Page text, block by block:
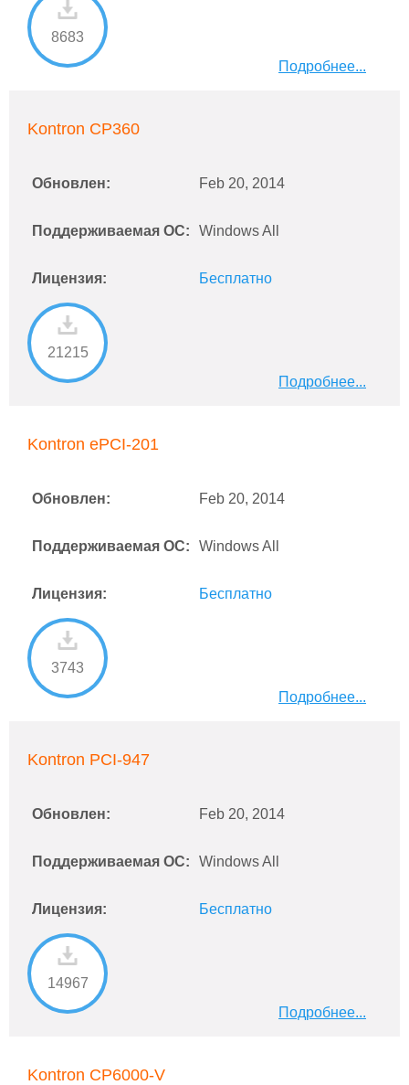
8683
Подробнее...
Kontron CP360
Обновлен: Feb 20, 2014
Поддерживаемая ОС: Windows All
Лицензия: Бесплатно
21215
Подробнее...
Kontron ePCI-201
Обновлен: Feb 20, 2014
Поддерживаемая ОС: Windows All
Лицензия: Бесплатно
3743
Подробнее...
Kontron PCI-947
Обновлен: Feb 20, 2014
Поддерживаемая ОС: Windows All
Лицензия: Бесплатно
14967
Подробнее...
Kontron CP6000-V